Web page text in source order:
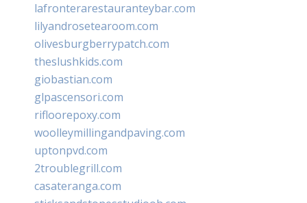
lafronterarestauranteybar.com
lilyandrosetearoom.com
olivesburgberrypatch.com
theslushkids.com
giobastian.com
glpascensori.com
rifloorepoxy.com
woolleymillingandpaving.com
uptonpvd.com
2troublegrill.com
casateranga.com